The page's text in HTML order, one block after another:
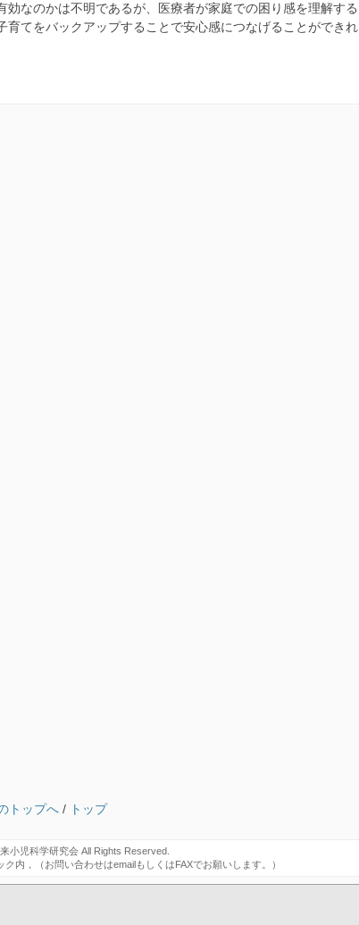
効なのかは不明であるが、医療者が家庭での困り感を理解する
育てをバックアップすることで安心感につなげることができれ
トップへ/ トップ
小児科学研究会All Rights Reserved.
内，（お問い合わせはemailもしくはFAXでお願いします。）